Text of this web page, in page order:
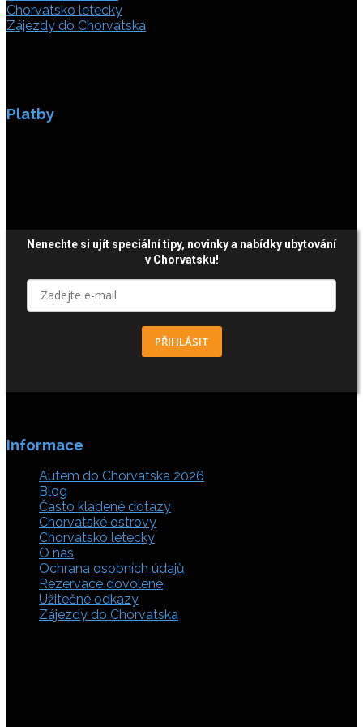
Chorvatsko letecky
Zájezdy do Chorvatska
Platby
Nenechte si ujít speciální tipy, novinky a nabídky ubytování
v Chorvatsku!
PŘIHLÁSIT
Informace
Autem do Chorvatska 2026
Blog
Často kladené dotazy
Chorvatské ostrovy
Chorvatsko letecky
O nás
Ochrana osobních údajů
Rezervace dovolené
Užitečné odkazy
Zájezdy do Chorvatska